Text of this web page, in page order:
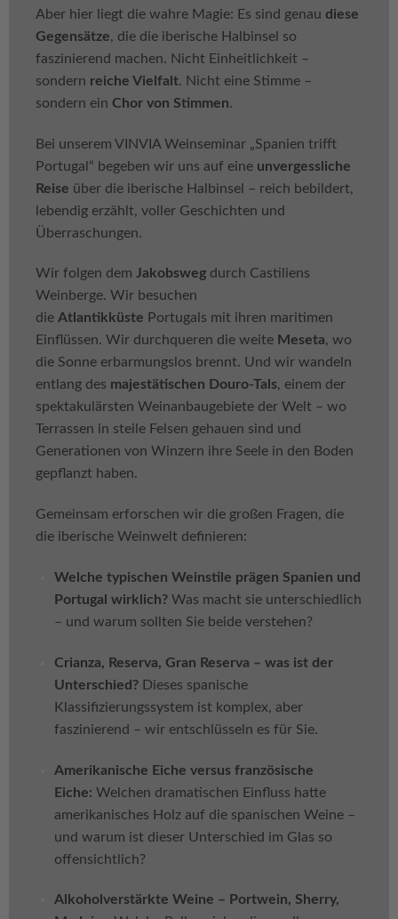
Aber hier liegt die wahre Magie: Es sind genau diese
Gegensätze, die die iberische Halbinsel so
faszinierend machen. Nicht Einheitlichkeit –
sondern reiche Vielfalt. Nicht eine Stimme –
sondern ein Chor von Stimmen.
Bei unserem VINVIA Weinseminar „Spanien trifft
Portugal“ begeben wir uns auf eine unvergessliche
Reise über die iberische Halbinsel – reich bebildert,
lebendig erzählt, voller Geschichten und
Überraschungen.
Wir folgen dem Jakobswegdurch Castiliens
Weinberge. Wir besuchen
die Atlantikküste Portugals mit ihren maritimen
Einflüssen. Wir durchqueren die weite Meseta, wo
die Sonne erbarmungslos brennt. Und wir wandeln
entlang des majestätischen Douro-Tals, einem der
spektakulärsten Weinanbaugebiete der Welt – wo
Terrassen in steile Felsen gehauen sind und
Generationen von Winzern ihre Seele in den Boden
gepflanzt haben.
Gemeinsam erforschen wir die großen Fragen, die
die iberische Weinwelt definieren:
Welche typischen Weinstile prägen Spanien und
Portugal wirklich?Was macht sie unterschiedlich
– und warum sollten Sie beide verstehen?
Crianza, Reserva, Gran Reserva – was ist der
Unterschied?Dieses spanische
Klassifizierungssystem ist komplex, aber
faszinierend – wir entschlüsseln es für Sie.
Amerikanische Eiche versus französische
Eiche: Welchen dramatischen Einfluss hatte
amerikanisches Holz auf die spanischen Weine –
und warum ist dieser Unterschied im Glas so
offensichtlich?
Alkoholverstärkte Weine – Portwein, Sherry,